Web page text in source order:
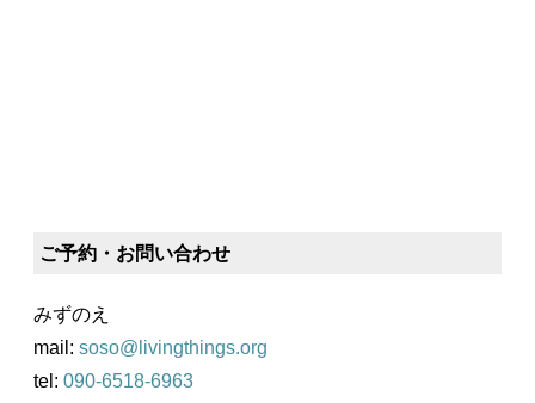
ご予約・お問い合わせ
みずのえ
mail: soso@livingthings.org
tel: 090-6518-6963